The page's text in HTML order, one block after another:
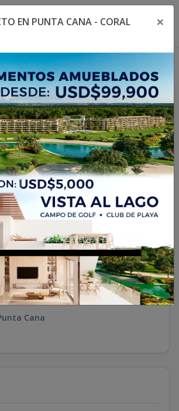
menu
en venta en Punta cana
Cana
EN PUNTA CANA - CORAL
×